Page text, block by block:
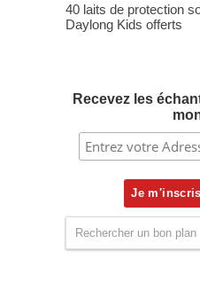
40 laits de protection
Daylong Kids offerts
Recevez les